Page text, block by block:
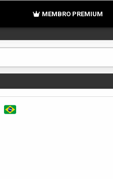
MEMBRO PREMIUM